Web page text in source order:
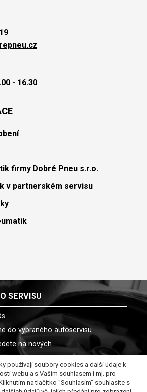
- 16.30
firmy Dobré Pneu s.r.o.
v partnerském servisu
SERVISU
do vybraného autoservisu
na nových
než 30 autoservisy
používají soubory cookies a další údaje k
webu a s Vaším souhlasem i mj. pro
na tlačítko "Souhlasím" souhlasíte s